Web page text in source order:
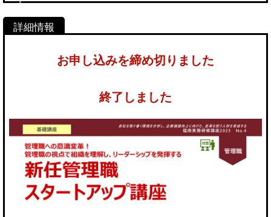
お申し込みを締め切りました
終了しました